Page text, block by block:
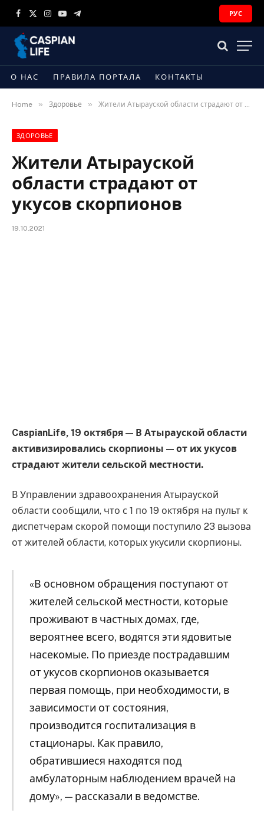
Facebook
X
Instagram
YouTubeTelegram
РУС
О НАС ПРАВИЛА ПОРТАЛА КОНТАКТЫ
Home » Здоровье » Жители Атырауской области страдают от укусов скорпионов
ЗДОРОВЬЕ
Жители Атырауской
области страдают от
укусов скорпионов
19.10.2021
CaspianLife, 19 октября — В Атырауской области
активизировались скорпионы — от их укусов
страдают жители сельской местности.
В Управлении здравоохранения Атырауской
области сообщили, что с 1 по 19 октября на пульт к
диспетчерам cкорой помощи поступило 23 вызова
от жителей области, которых укусили скорпионы.
«В основном обращения поступают от
жителей сельской местности, которые
проживают в частных домах, где,
вероятнее всего, водятся эти ядовитые
насекомые. По приезде пострадавшим
от укусов скорпионов оказывается
первая помощь, при необходимости, в
зависимости от состояния,
производится госпитализация в
стационары. Как правило,
обратившиеся находятся под
амбулаторным наблюдением врачей на
дому», — рассказали в ведомстве.